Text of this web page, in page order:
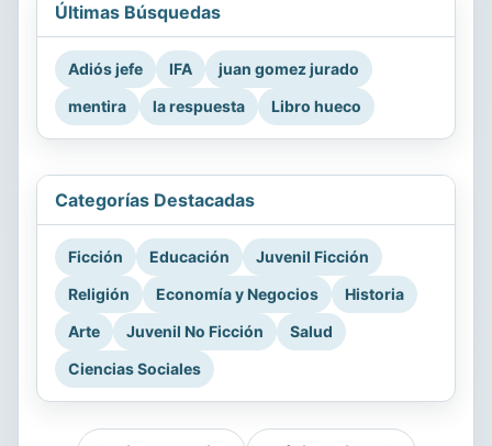
Últimas Búsquedas
Adiós jefe IFA
juan gomez jurado
mentira
la respuesta Libro hueco
Categorías Destacadas
Ficción Educación
Juvenil Ficción
Religión
Economía y Negocios
Historia
Arte
Juvenil No Ficción
Salud
Ciencias Sociales